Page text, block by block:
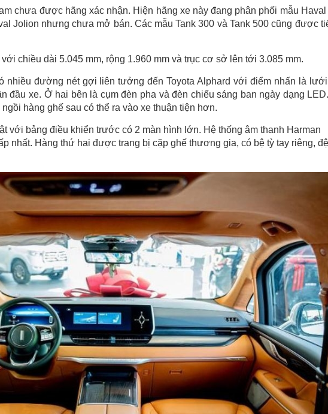
chưa được hãng xác nhận. Hiện hãng xe này đang phân phối mẫu Haval
Jolion nhưng chưa mở bán. Các mẫu Tank 300 và Tank 500 cũng được
chiều dài 5.045 mm, rộng 1.960 mm và trục cơ sở lên tới 3.085 mm.
nhiều đường nét gợi liên tưởng đến Toyota Alphard với điểm nhấn là
đầu xe. Ở hai bên là cụm đèn pha và đèn chiếu sáng ban ngày dạng
hàng ghế sau có thể ra vào xe thuận tiện hơn.
với bảng điều khiển trước có 2 màn hình lớn. Hệ thống âm thanh Harman
nhất. Hàng thứ hai được trang bị cặp ghế thương gia, có bệ tỳ tay riêng,